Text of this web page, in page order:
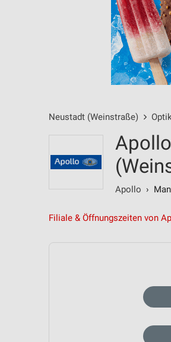
Neustadt (Weinstraße)
Apollo ›
Filiale & Öffnungszeiten von